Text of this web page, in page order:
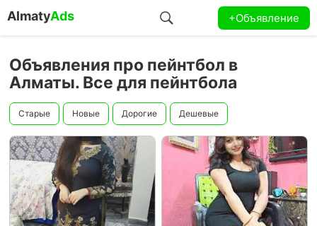
AlmatyAds +Объявление
Объявления про пейнтбол в
Алматы. Все для пейнтбола
Старые Новые Дорогие Дешевые